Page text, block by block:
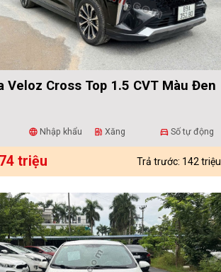
Veloz Cross Top 1.5 CVT Màu Đen
language Nhập khẩu ev_station Xăng directions_car Số tự động
triệu Trả trước: 142 triệu